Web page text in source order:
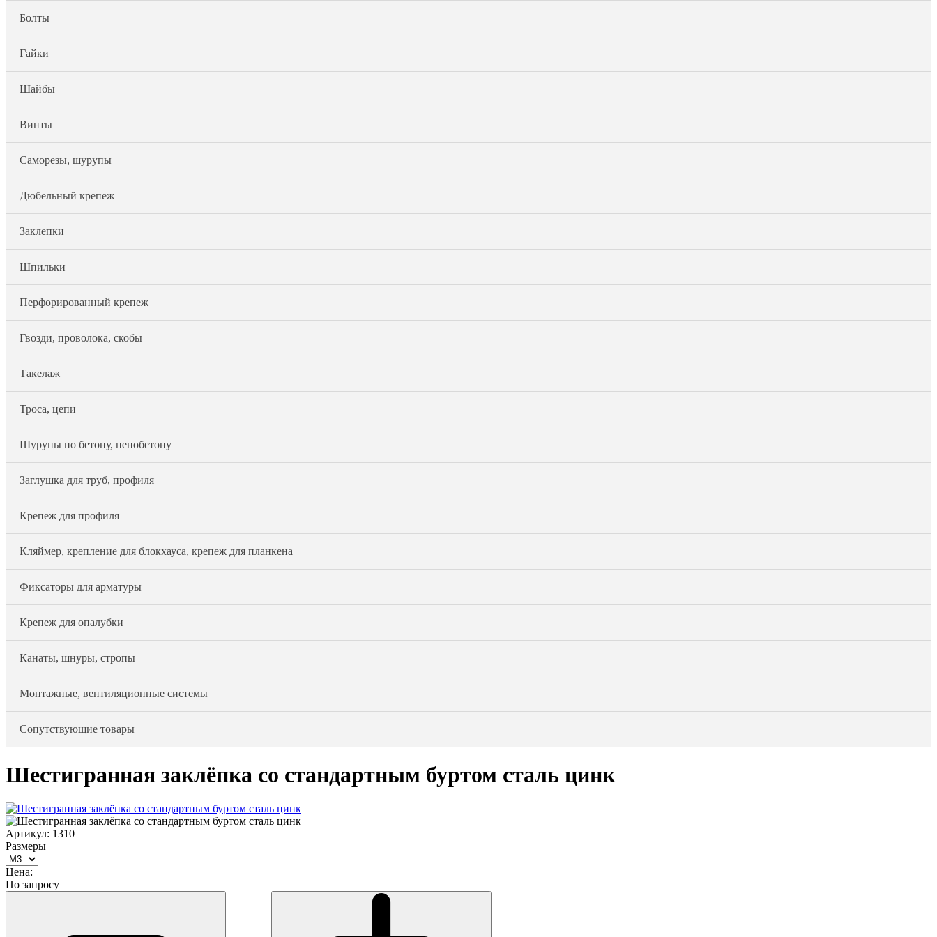
Болты
Гайки
Шайбы
Винты
Саморезы, шурупы
Дюбельный крепеж
Заклепки
Шпильки
Перфорированный крепеж
Гвозди, проволока, скобы
Такелаж
Троса, цепи
Шурупы по бетону, пенобетону
Заглушка для труб, профиля
Крепеж для профиля
Кляймер, крепление для блокхауса, крепеж для планкена
Фиксаторы для арматуры
Крепеж для опалубки
Канаты, шнуры, стропы
Монтажные, вентиляционные системы
Сопутствующие товары
Шестигранная заклёпка со стандартным буртом сталь цинк
Артикул: 1310
Размеры
Цена:
По запросу